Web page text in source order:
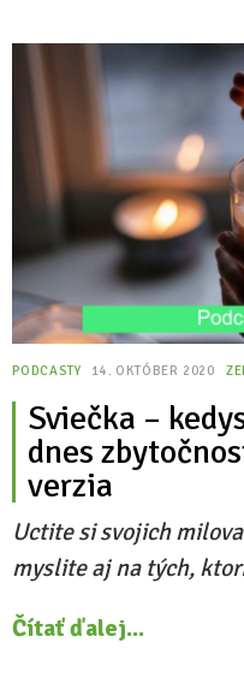
PODCASTY 14. OKTÓBER 2020
Sviečka –
dnes
verzia
Uctite si svojich
myslite aj na tých,
Čítať ďalej...